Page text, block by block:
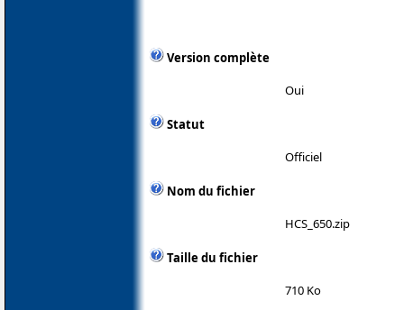
Version complète
Oui
Statut
Officiel
Nom du fichier
HCS_650.zip
Taille du fichier
710 Ko